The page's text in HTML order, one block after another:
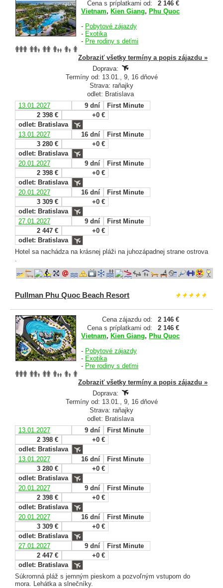
Cena s príplatkami od:
2 146 €
Vietnam, Kien Giang, Phu Quoc
- Pobytové zájazdy
- Exotika
- Pre rodiny s deťmi
Zobraziť všetky termíny a popis zájazdu »
Doprava:
Termíny od: 13.01., 9, 16 dňové
Strava: raňajky
odlet: Bratislava
13.01.2027
9 dní
First Minute
2 398 €
+0 €
odlet: Bratislava
13.01.2027
16 dní
First Minute
3 280 €
+0 €
odlet: Bratislava
20.01.2027
9 dní
First Minute
2 398 €
+0 €
odlet: Bratislava
20.01.2027
16 dní
First Minute
3 309 €
+0 €
odlet: Bratislava
27.01.2027
9 dní
First Minute
2 447 €
+0 €
odlet: Bratislava
Hotel sa nachádza na krásnej pláži na juhozápadnej strane ostrova
Pullman Phu Quoc Beach Resort
Cena zájazdu od:
2 146 €
Cena s príplatkami od:
2 146 €
Vietnam, Kien Giang, Phu Quoc
- Pobytové zájazdy
- Exotika
- Pre rodiny s deťmi
Zobraziť všetky termíny a popis zájazdu »
Doprava:
Termíny od: 13.01., 9, 16 dňové
Strava: raňajky
odlet: Bratislava
13.01.2027
9 dní
First Minute
2 398 €
+0 €
odlet: Bratislava
13.01.2027
16 dní
First Minute
3 280 €
+0 €
odlet: Bratislava
20.01.2027
9 dní
First Minute
2 398 €
+0 €
odlet: Bratislava
20.01.2027
16 dní
First Minute
3 309 €
+0 €
odlet: Bratislava
27.01.2027
9 dní
First Minute
2 447 €
+0 €
odlet: Bratislava
Súkromná pláž s jemným pieskom a pozvoľným vstupom do
mora. Lehátka a slnečníky.